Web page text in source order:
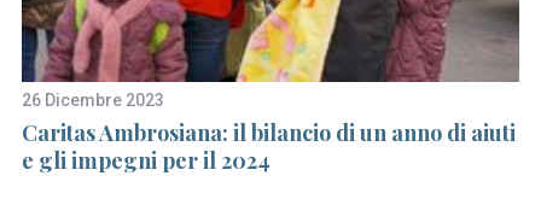
26 Dicembre 2023
Caritas Ambrosiana: il bilancio di un anno di aiuti
e gli impegni per il 2024